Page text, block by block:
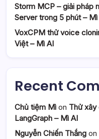
Storm MCP – giải pháp
Server trong 5 phút – Mì
VoxCPM thử voice
Việt – Mì AI
Recent
Chủ tiệm Mì on Thử xây
LangGraph – Mì AI
Nguyễn Chiến Thắng on